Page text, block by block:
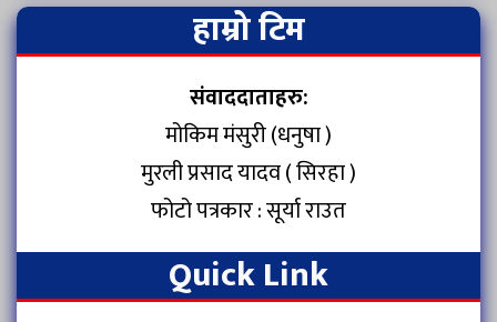
हाम्रो टिम
संवाददाताहरु:
मोकिम मंसुरी (धनुषा )
मुरली प्रसाद यादव ( सिरहा )
फोटो पत्रकार : सूर्या राउत
Quick Link